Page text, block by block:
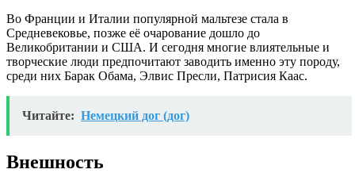
Во Франции и Италии популярной мальтезе стала в
Средневековье, позже её очарование дошло до
Великобритании и США. И сегодня многие влиятельные и
творческие люди предпочитают заводить именно эту породу,
среди них Барак Обама, Элвис Пресли, Патрисия Каас.
Читайте: Немецкий дог (дог)
Внешность